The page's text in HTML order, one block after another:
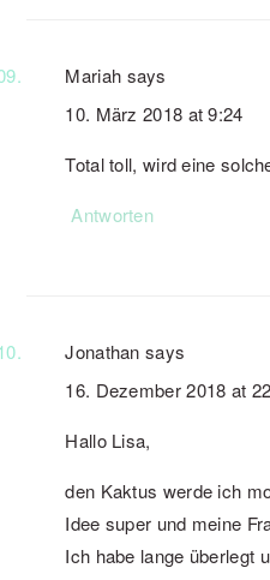
Mariah says
10. März 2018 at 9:24
Total toll, wird eine
Antworten
Jonathan says
16. Dezember 2018 at
Hallo Lisa,
den Kaktus werde ich
Idee super und meine
Ich habe lange überlegt